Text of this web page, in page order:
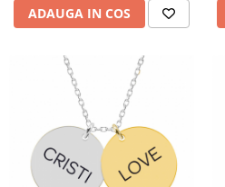
ADAUGA IN COS